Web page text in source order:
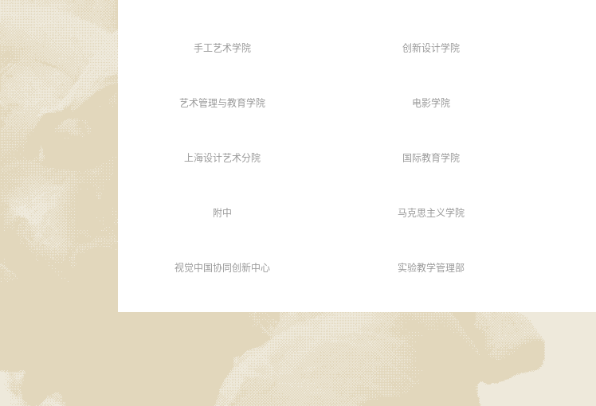
手工艺术学院 创新设计学院
艺术管理与教育学院 电影学院
上海设计艺术分院 国际教育学院
附中 马克思主义学院
视觉中国协同创新中心 实验教学管理部